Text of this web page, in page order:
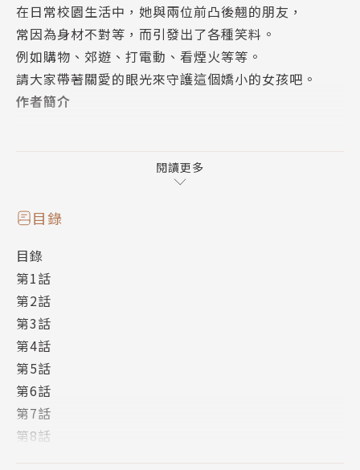
在日常校園生活中，她與兩位前凸後翹的朋友，
常因為身材不對等，而引發出了各種笑料。
例如購物、郊遊、打電動、看煙火等等。
請大家帶著關愛的眼光來守護這個嬌小的女孩吧。
作者簡介
日本漫畫家，畫風可愛，代表作為「責任編輯沒子小姐
(暫)」。
譯者簡介
平川遊佐
自由譯者
閱讀更多
目錄
目錄
第1話
第2話
第3話
第4話
第5話
第6話
第7話
第8話